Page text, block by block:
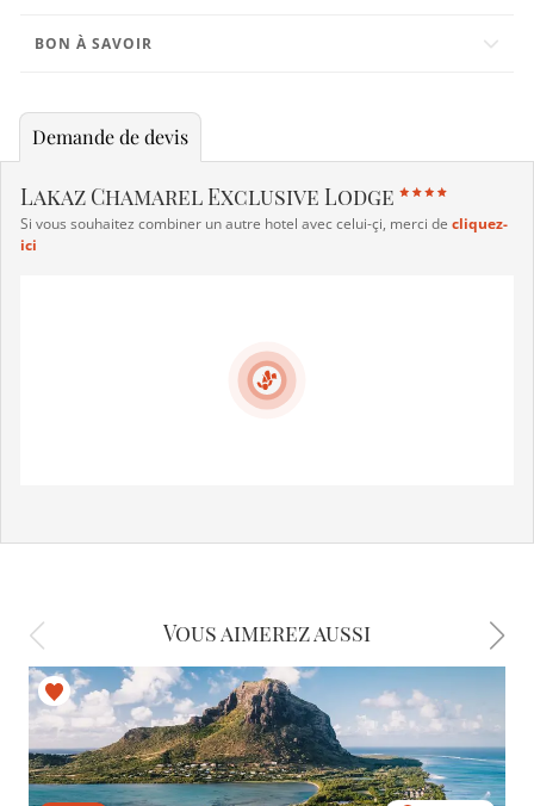
BON À SAVOIR
Demande de devis
Lakaz Chamarel Exclusive Lodge
Si vous souhaitez combiner un autre hotel avec celui-çi, merci de cliquez-
ici
Vous aimerez aussi